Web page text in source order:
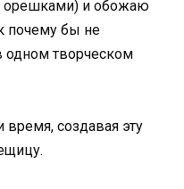
и обожаю
почему бы не
одном творческом
создавая эту